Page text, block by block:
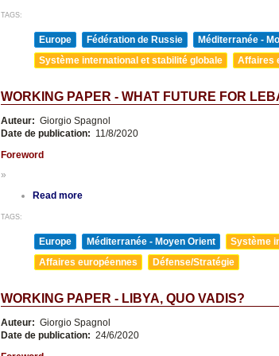
TAGS:
Europe Fédération de Russie Méditerranée -
Système international et stabilité globale
Affaires
WORKING PAPER - WHAT FUTURE FOR
Auteur: Giorgio Spagnol
Date de publication: 11/8/2020
Foreword
»
Read more
TAGS:
Europe Méditerranée - Moyen Orient
Système
Affaires européennes
Défense/Stratégie
WORKING PAPER - LIBYA, QUO VADIS?
Auteur: Giorgio Spagnol
Date de publication: 24/6/2020